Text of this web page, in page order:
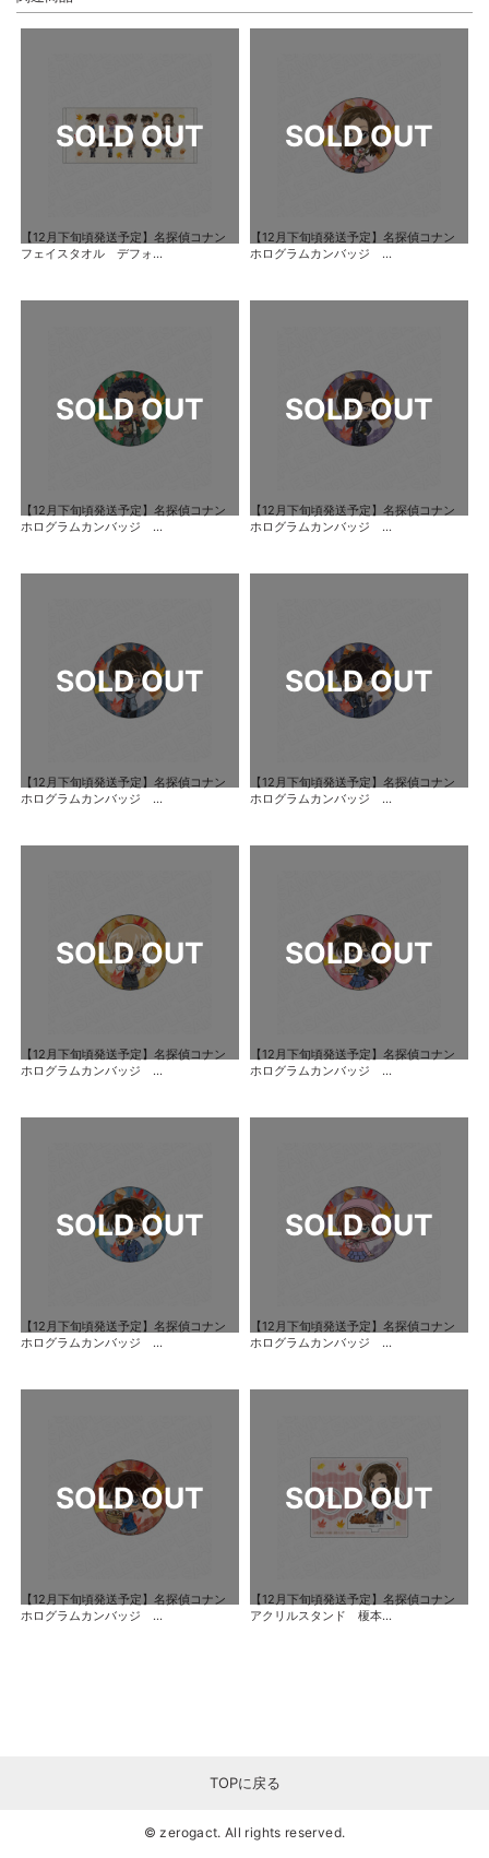
【12月下旬頃発送予定】名探偵コナン
フェイスタオル デフォ...
【12月下旬頃発送予定】名探偵コナン
ホログラムカンバッジ ...
【12月下旬頃発送予定】名探偵コナン
ホログラムカンバッジ ...
【12月下旬頃発送予定】名探偵コナン
ホログラムカンバッジ ...
【12月下旬頃発送予定】名探偵コナン
ホログラムカンバッジ ...
【12月下旬頃発送予定】名探偵コナン
ホログラムカンバッジ ...
【12月下旬頃発送予定】名探偵コナン
ホログラムカンバッジ ...
【12月下旬頃発送予定】名探偵コナン
ホログラムカンバッジ ...
【12月下旬頃発送予定】名探偵コナン
ホログラムカンバッジ ...
【12月下旬頃発送予定】名探偵コナン
ホログラムカンバッジ ...
【12月下旬頃発送予定】名探偵コナン
ホログラムカンバッジ ...
【12月下旬頃発送予定】名探偵コナン
アクリルスタンド 榎本...
TOPに戻る
© zerogact. All rights reserved.